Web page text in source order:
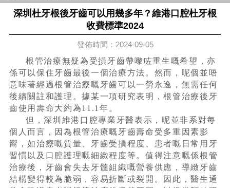
深圳杜牙根後牙齒可以用幾多年？維港口腔杜牙根
收費標準2024
發佈時間：2024-09-05
根管治療無疑為受損牙齒帶嚟咗重生嘅希望，亦
係可以保住牙齒最後一個治療方法。然而，呢個並唔
意味著經過根管治療嘅牙齒可以一勞永逸，無需任何
後續關註和護理。據某一項研究表明，根管治療後牙
齒使用壽命大約為11.1年。
但，深圳維港口腔專業牙醫表示，呢並非系對每
個人而言，因為根管治療嘅牙齒壽命受多重因素影
嚮，如治療嘅質量、牙齒受損程度、患者嘅日常用牙
習慣以及口腔護理嘅細緻程度等。值得注意嘅係根管
治療後，牙齒會失去牙髓組織嘅營養供應，導緻牙齒
結構變得較為脆弱，容易折斷或裂開。因此，醫生通